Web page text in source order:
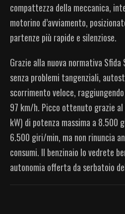
compattezza della meccanica,
motorino d’avviamento,
partenze più rapide e silenziose.
Grazie alla nuova normativa
senza problemi tangenziali,
scorrimento veloce,
97 km/h. Picco ottenuto grazie al
kW) di potenza massima a 8.500
6.500 giri/min, ma non rinuncia
consumi. Il benzinaio lo vedrete
autonomia offerta da serbatoio